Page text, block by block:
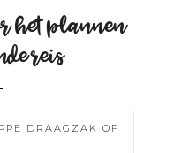
het plannen
reis
DRAAGZAK OF